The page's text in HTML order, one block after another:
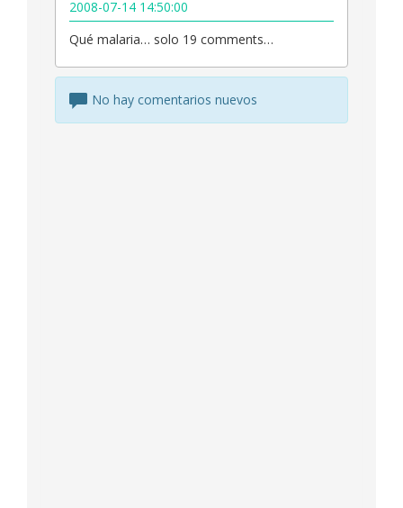
2008-07-14 14:50:00
Qué malaria… solo 19 comments…
No hay comentarios nuevos